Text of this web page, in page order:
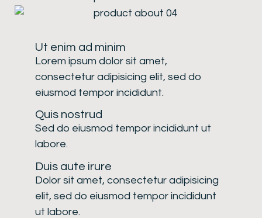
Ut enim ad minim
Lorem ipsum dolor sit amet,
consectetur adipisicing elit, sed do
eiusmod tempor incididunt.
Quis nostrud
Sed do eiusmod tempor incididunt ut
labore.
Duis aute irure
Dolor sit amet, consectetur adipisicing
elit, sed do eiusmod tempor incididunt
ut labore.